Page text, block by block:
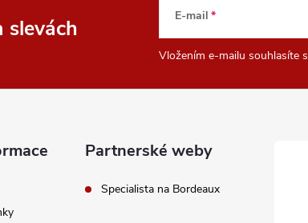
slevách E-mail
Vložením e-mailu souhlasíte s
Partnerské weby
Specialista na Bordeaux